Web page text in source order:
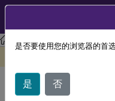
工作区环境管理
I/O 管理
是否要使用您的浏览器的首
是 否